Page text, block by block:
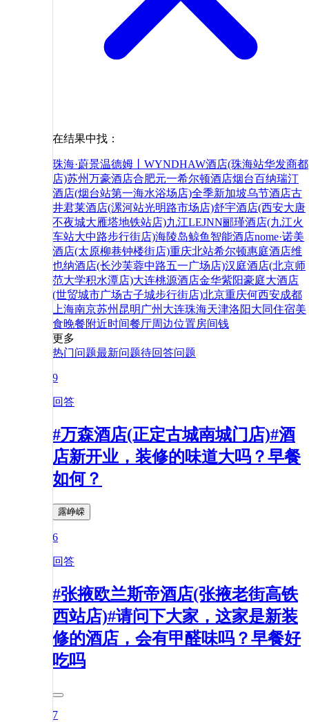
在结果中找：
珠海·蔚景温德姆丨WYNDHAW酒店(珠海站华发商都
店)苏州万豪酒店合肥元一希尔顿酒店烟台百纳瑞汀
酒店(烟台站第一海水浴场店)全季新加坡乌节酒店古
井君莱酒店(漯河站光明路市场店)舒宇酒店(西安大唐
不夜城大雁塔地铁站店)九江LEJNN郦瑾酒店(九江火
车站大中路步行街店)海陵岛鲸鱼智能酒店nome·诺美
酒店(太原柳巷钟楼街店)重庆北站希尔顿惠庭酒店维
也纳酒店(长沙芙蓉中路五一广场店)汉庭酒店(北京师
范大学积水潭店)大连桃源酒店金华紫阳豪庭大酒店
(世贸城市广场古子城步行街店)北京重庆何西安成都
上海南京苏州 昆明 广州 大连珠海天津洛阳大同住宿美
食晚餐附近时间餐厅周边位置房间钱
更多
热门问题最新问题待回答问题
9
回答
#万森酒店(正定古城南城门店)#酒
店新开业，装修的味道大吗？早餐
如何？
露峥嵘
6
回答
#张掖欧兰斯帝酒店(张掖老街高铁
西站店)#请问下大家，这家是新装
修的酒店，会有甲醛味吗？早餐好
吃吗
7